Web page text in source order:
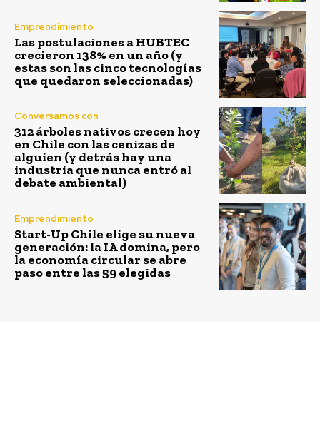
Emprendimiento
Las postulaciones a HUBTEC
crecieron 138% en un año (y
estas son las cinco tecnologías
que quedaron seleccionadas)
Conversamos con
312 árboles nativos crecen hoy
en Chile con las cenizas de
alguien (y detrás hay una
industria que nunca entró al
debate ambiental)
Emprendimiento
Start-Up Chile elige su nueva
generación: la IA domina, pero
la economía circular se abre
paso entre las 59 elegidas